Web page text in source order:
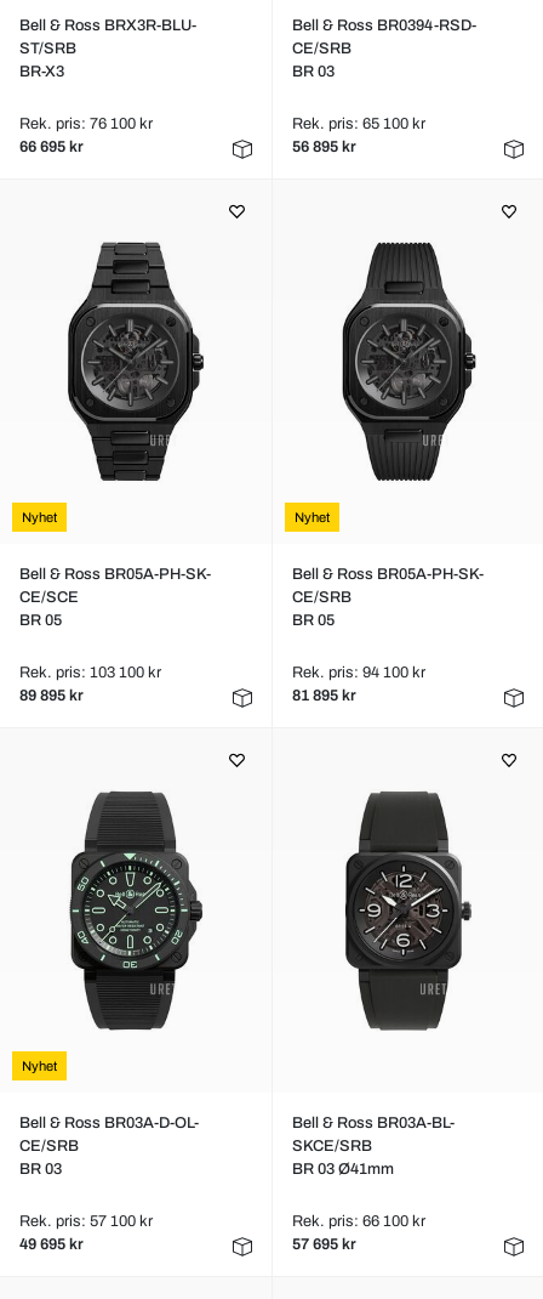
Bell & Ross BRX3R-BLU-
ST/SRB
BR-X3
Rek. pris: 76 100 kr
66 695 kr
Bell & Ross BR0394-RSD-
CE/SRB
BR 03
Rek. pris: 65 100 kr
56 895 kr
Nyhet
Bell & Ross BR05A-PH-SK-
CE/SCE
BR 05
Rek. pris: 103 100 kr
89 895 kr
Nyhet
Bell & Ross BR05A-PH-SK-
CE/SRB
BR 05
Rek. pris: 94 100 kr
81 895 kr
Nyhet
Bell & Ross BR03A-D-OL-
CE/SRB
BR 03
Rek. pris: 57 100 kr
49 695 kr
Bell & Ross BR03A-BL-
SKCE/SRB
BR 03 Ø41mm
Rek. pris: 66 100 kr
57 695 kr